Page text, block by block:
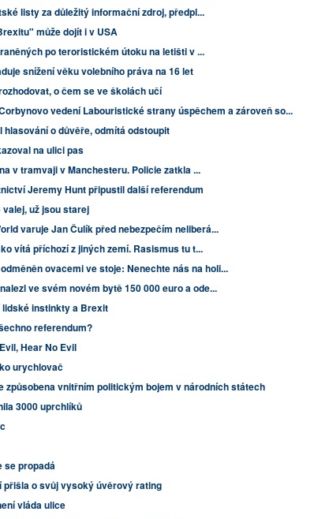
listy za důležitý informační zdroj, předpl...
může dojít i v USA
po teroristickém útoku na letišti v ...
snížení věku volebního práva na 16 let
o čem se ve školách učí
vedení Labouristické strany úspěchem a zároveň so...
o důvěře, odmítá odstoupit
na ulici pas
v tramvaji v Manchesteru. Policie zatkla ...
Jeremy Hunt připustil další referendum
valej, už jsou starej
varuje Jan Čulík před nebezpečím neliberá...
vítá příchozí z jiných zemí. Rasismus tu t...
ovacemi ve stoje: Nenechte nás na holi...
ve svém novém bytě 150 000 euro a ode...
lidské instinkty a Brexit
referendum?
Hear No Evil
urychlovač
způsobena vnitřním politickým bojem v národních státech
3000 uprchlíků
se propadá
přišla o svůj vysoký úvěrový rating
vláda ulice